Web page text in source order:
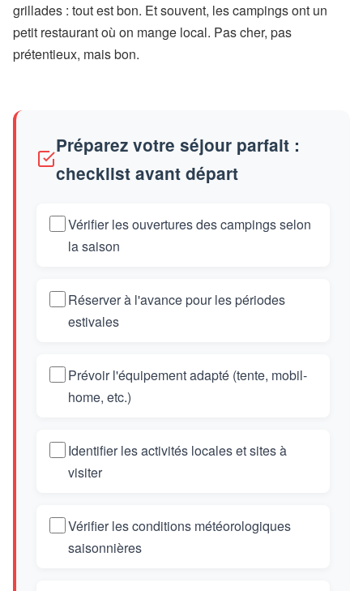
grillades : tout est bon. Et souvent, les campings ont un
petit restaurant où on mange local. Pas cher, pas
prétentieux, mais bon.
Préparez votre séjour parfait :
checklist avant départ
Vérifier les ouvertures des campings selon
la saison
Réserver à l'avance pour les périodes
estivales
Prévoir l'équipement adapté (tente, mobil-
home, etc.)
Identifier les activités locales et sites à
visiter
Vérifier les conditions météorologiques
saisonnières